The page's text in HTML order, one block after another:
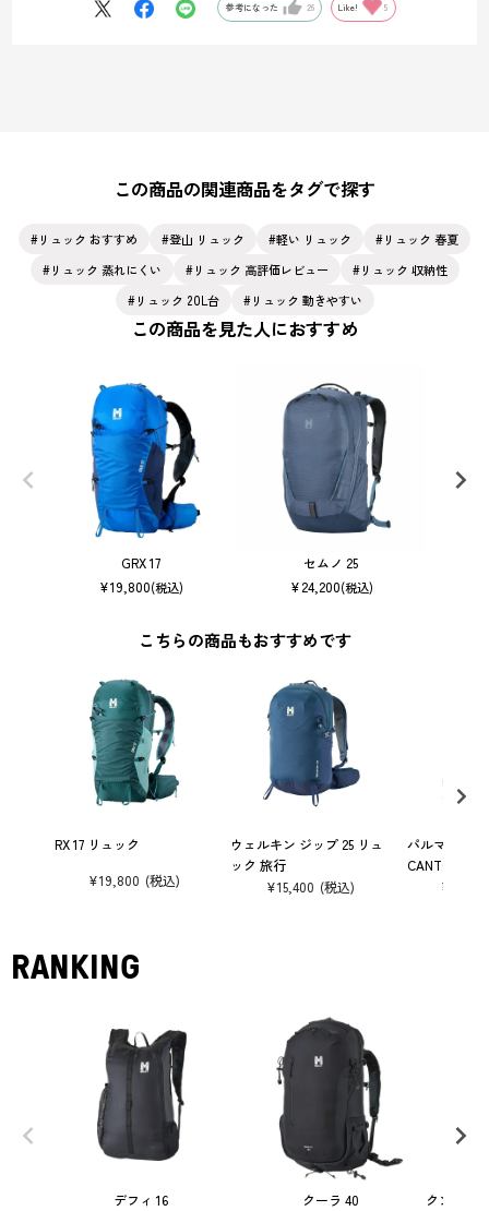
参考になった 26 Like! 5
この商品の関連商品をタグで探す
リュック おすすめ 登山 リュック 軽い リュック
リュック 春夏
リュック 蒸れにくい
リュック 高評価レビュー
リュック 収納性
リュック 20L台
リュック 動きやすい
この商品を見た人におすすめ
GRX 17
¥19,800(税込)
セムノ 25
¥24,200(税込)
こちらの商品もおすすめです
RX 17 リュック
¥19,800
ウェルキン ジップ 25 リュ
ック 旅行
¥15,400
パルマラン
CANTON
¥
RANKING
デフィ 16
クーラ 40
クンブ マ